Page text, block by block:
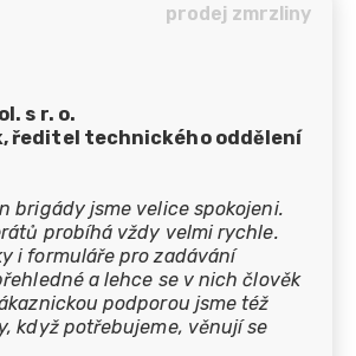
prodej zmrzliny
s r. o.
ředitel technického oddělení
brigády jsme velice spokojeni.
probíhá vždy velmi rychle.
i formuláře pro zadávání
a lehce se v nich člověk
podporou jsme též
když potřebujeme, věnují se